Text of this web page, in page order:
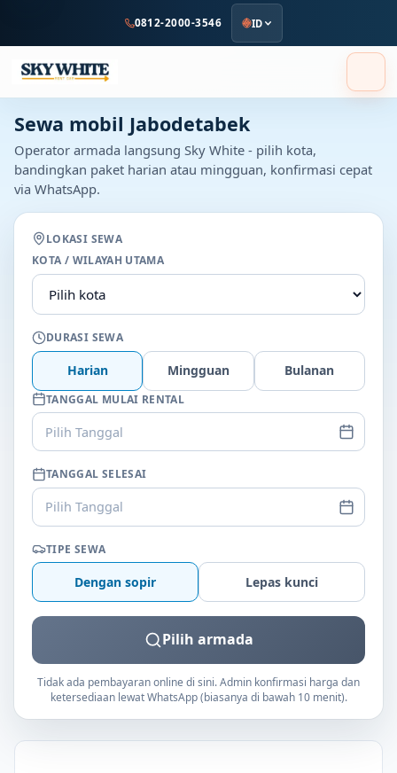
utama
0812-2000-3546 ID
Sewa mobil Jabodetabek
Operator armada langsung Sky White - pilih kota,
bandingkan paket harian atau mingguan, konfirmasi cepat
via WhatsApp.
LOKASI SEWA
KOTA / WILAYAH UTAMA
DURASI SEWA
Harian Mingguan Bulanan
TANGGAL MULAI RENTAL
Pilih Tanggal
TANGGAL SELESAI
Pilih Tanggal
TIPE SEWA
Dengan sopir Lepas kunci
Pilih armada
Tidak ada pembayaran online di sini. Admin konfirmasi harga dan
ketersediaan lewat WhatsApp (biasanya di bawah 10 menit).